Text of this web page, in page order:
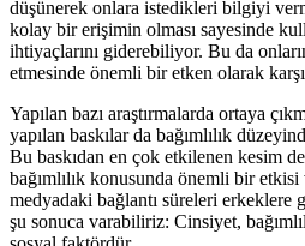
düşünerek onlara istedikleri bilgiyi
kolay bir erişimin olması sayesinde
ihtiyaçlarını giderebiliyor. Bu da
etmesinde önemli bir etken olarak
Yapılan bazı araştırmalarda ortaya
yapılan baskılar da bağımlılık
Bu baskıdan en çok etkilenen kesim
bağımlılık konusunda önemli bir etkisi
medyadaki bağlantı süreleri erkeklere
şu sonuca varabiliriz: Cinsiyet,